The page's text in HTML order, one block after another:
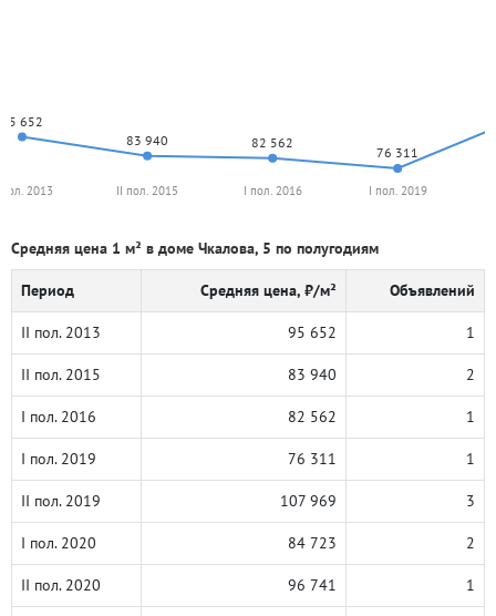
95 652
83 940 82 562
76 311
2013 II пол. 2015 I пол. 2016 I пол. 2019
Средняя цена 1 м² в доме Чкалова, 5 по полугодиям
Период Средняя цена, ₽/м² Объявлений
II пол. 2013 95 652 1
II пол. 2015 83 940 2
I пол. 2016 82 562 1
I пол. 2019 76 311 1
II пол. 2019 107 969 3
I пол. 2020 84 723 2
II пол. 2020 96 741 1